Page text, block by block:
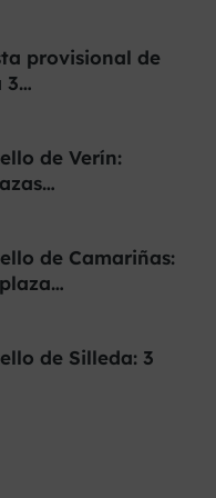
provisional de
3…
de Verín:
de Camariñas:
de Silleda: 3